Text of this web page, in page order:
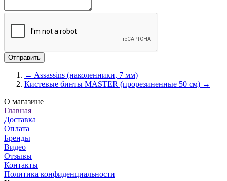
← Assassins (наколенники, 7 мм)
Кистевые бинты MASTER (прорезиненные 50 см) →
О магазине
Главная
Доставка
Оплата
Бренды
Видео
Отзывы
Контакты
Политика конфиденциальности